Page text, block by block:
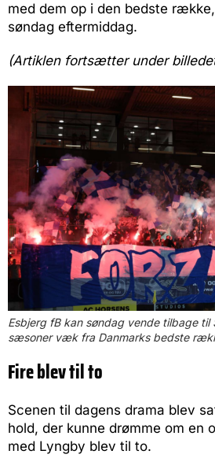
med dem op i den bedste
søndag eftermiddag.
(Artiklen fortsætter under
Esbjerg fB kan søndag vende tilbage til
sæsoner væk fra Danmarks bedste
Fire blev til to
Scenen til dagens drama blev
hold, der kunne drømme om en
med Lyngby blev til to.